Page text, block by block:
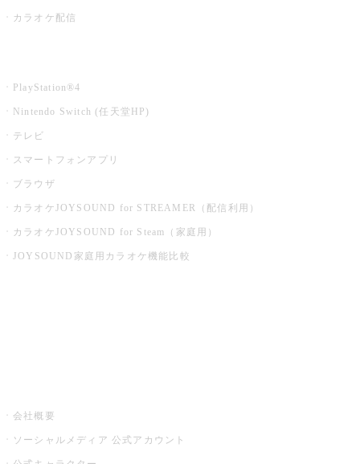
カラオケ配信
PlayStation®4
Nintendo Switch (任天堂HP)
テレビ
スマートフォンアプリ
ブラウザ
カラオケJOYSOUND for STREAMER（配信利用）
カラオケJOYSOUND for Steam（家庭用）
JOYSOUND家庭用カラオケ機能比較
会社概要
ソーシャルメディア 公式アカウント